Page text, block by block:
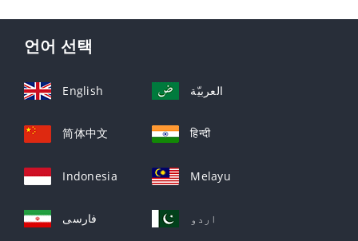
언어 선택
English العربيّة
简体中文 हिन्दी
Indonesia Melayu
فارسی اردو